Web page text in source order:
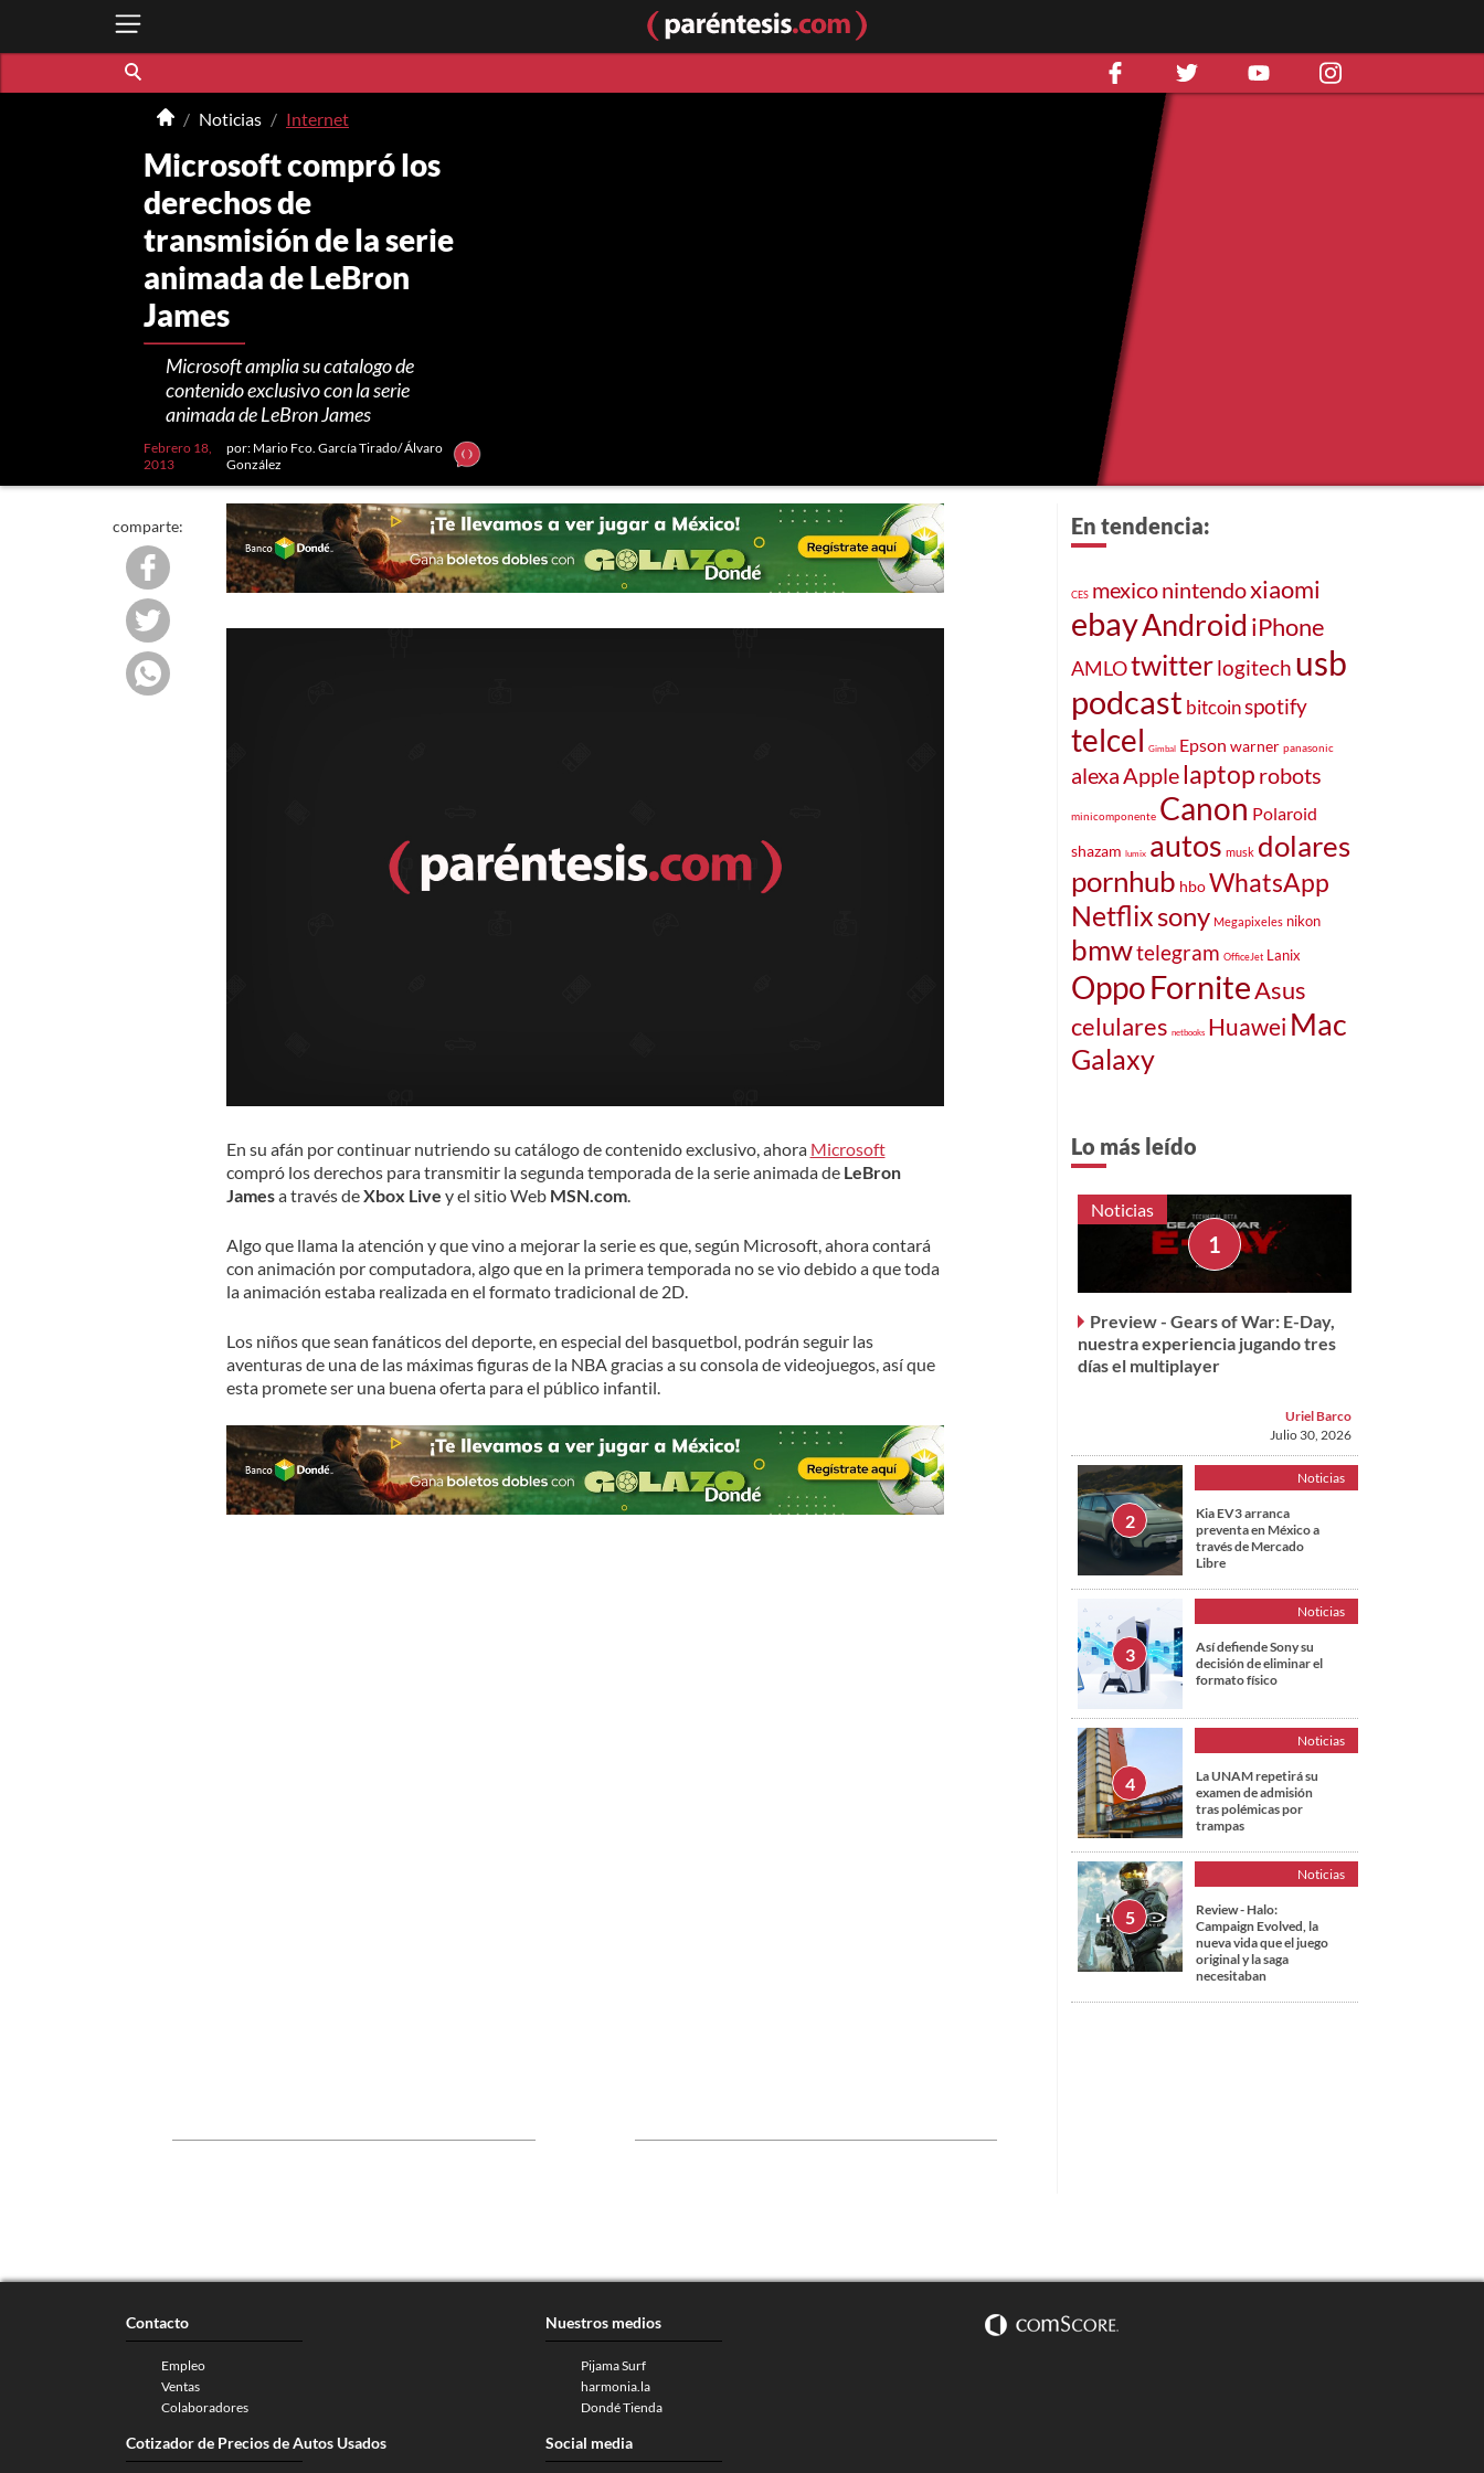
Noticias Internet
Microsoft compró los
derechos de
transmisión de la serie
animada de LeBron
James
Microsoft amplia su catalogo de
contenido exclusivo con la serie
animada de LeBron James
Febrero 18,
2013
por: Mario Fco. García Tirado/ Álvaro
González
comparte:
En su afán por continuar nutriendo su catálogo de contenido exclusivo, ahora Microsoft
compró los derechos para transmitir la segunda temporada de la serie animada de LeBron
Jamesa través deXbox Live y el sitio Web MSN.com.
Algo que llama la atención y que vino a mejorar la serie es que, según Microsoft, ahora contará
con animación por computadora, algo que en la primera temporada no se vio debido a que toda
la animación estaba realizada en el formato tradicional de 2D.
Los niños que sean fanáticos del deporte, en especial del basquetbol, podrán seguir las
aventuras de una de las máximas figuras de la NBA gracias a su consola de videojuegos, así que
esta promete ser una buena oferta para el público infantil.
En tendencia:
CES mexiconintendoxiaomi
ebayAndroid iPhone
AMLOtwitterlogitech usb
podcast bitcoinspotify
telcel Gimbal Epson warner panasonic
alexaApplelaptop robots
minicomponente Canon Polaroid
shazam lumix autos musk dolares
pornhub hboWhatsApp
Netflixsony Megapixeles nikon
bmwtelegram OfficeJet Lanix
OppoForniteAsus
celulares netbooks Huawei Mac
Galaxy
Lo más leído
Noticias
Preview - Gears of War: E-Day,
nuestra experiencia jugando tres
días el multiplayer
Uriel Barco
Julio 30, 2026
Noticias
Kia EV3 arranca
preventa en México a
través de Mercado
Libre
Noticias
Así defiende Sony su
decisión de eliminar el
formato físico
Noticias
La UNAM repetirá su
examen de admisión
tras polémicas por
trampas
Noticias
Review - Halo:
Campaign Evolved, la
nueva vida que el juego
original y la saga
necesitaban
Contacto
Empleo
Ventas
Colaboradores
Cotizador de Precios de Autos Usados
Nuestros medios
Pijama Surf
harmonia.la
Dondé Tienda
Social media